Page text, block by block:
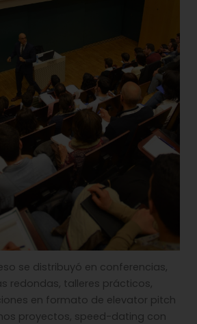
se distribuyó en conferencias,
redondas, talleres prácticos,
en formato de elevator pitch
proyectos, speed-dating con